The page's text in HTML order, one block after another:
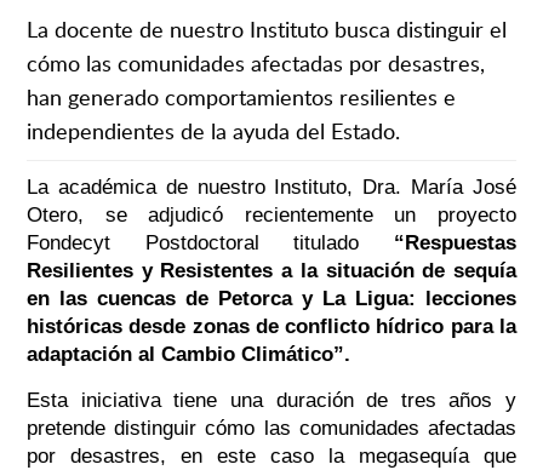
La docente de nuestro Instituto busca distinguir el
cómo las comunidades afectadas por desastres,
han generado comportamientos resilientes e
independientes de la ayuda del Estado.
La académica de nuestro Instituto, Dra. María José
Otero, se adjudicó recientemente un proyecto
Fondecyt Postdoctoral titulado “Respuestas
Resilientes y Resistentes a la situación de sequía
en las cuencas de Petorca y La Ligua: lecciones
históricas desde zonas de conflicto hídrico para la
adaptación al Cambio Climático”.
Esta iniciativa tiene una duración de tres años y
pretende distinguir cómo las comunidades afectadas
por desastres, en este caso la megasequía que